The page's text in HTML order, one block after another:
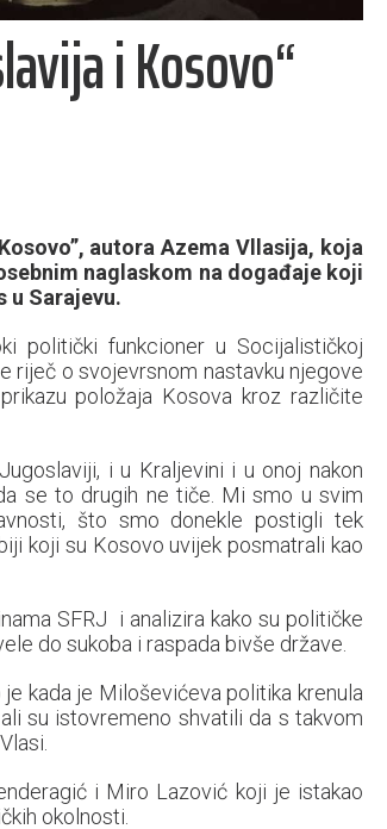
i Kosovo“
autora Azema Vllasija, koja
naglaskom na događaje koji
u Sarajevu.
politički funkcioner u Socijalističkoj
riječ o svojevrsnom nastavku njegove
položaja Kosova kroz različite
i u Kraljevini i u onoj nakon
se to drugih ne tiče. Mi smo u svim
što smo donekle postigli tek
koji su Kosovo uvijek posmatrali kao
SFRJ i analizira kako su političke
do sukoba i raspada bivše države.
kada je Miloševićeva politika krenula
su istovremeno shvatili da s takvom
i Miro Lazović koji je istakao
okolnosti.